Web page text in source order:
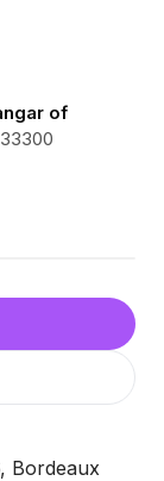
of
Bordeaux